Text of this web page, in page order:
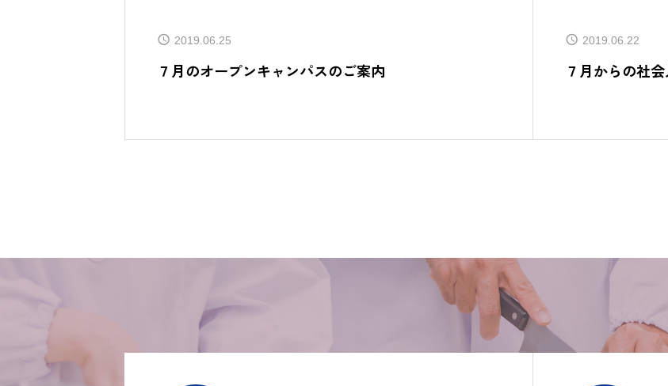
2019.06.25
７月のオープンキャンパスのご案内
2019.06.22
７月からの社